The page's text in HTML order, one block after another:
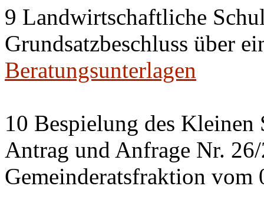
9 Landwirtschaftliche
Grundsatzbeschluss über
Beratungsunterlagen
10 Bespielung des Kleinen
Antrag und Anfrage Nr.
Gemeinderatsfraktion vom